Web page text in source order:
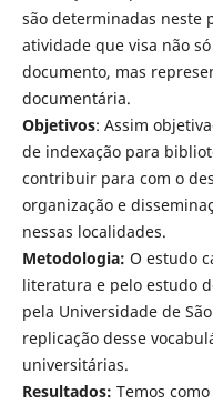
são determinadas neste
atividade que visa não
documento, mas
documentária.
Objetivos: Assim
de indexação para
contribuir para com o
organização e
nessas localidades.
Metodologia: O estudo
literatura e pelo estudo
pela Universidade de
replicação desse
universitárias.
Resultados: Temos